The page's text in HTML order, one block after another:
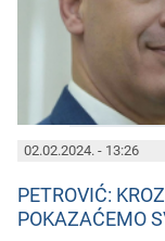
02.02.2024. - 13:26
PETROVIĆ:
POKAZAĆEMO